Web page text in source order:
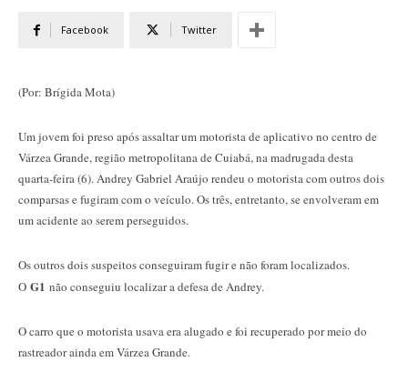
Facebook Twitter
(Por: Brígida Mota)
Um jovem foi preso após assaltar um motorista de aplicativo no centro de
Várzea Grande, região metropolitana de Cuiabá, na madrugada desta
quarta-feira (6). Andrey Gabriel Araújo rendeu o motorista com outros dois
comparsas e fugiram com o veículo. Os três, entretanto, se envolveram em
um acidente ao serem perseguidos.
Os outros dois suspeitos conseguiram fugir e não foram localizados.
O G1 não conseguiu localizar a defesa de Andrey.
O carro que o motorista usava era alugado e foi recuperado por meio do
rastreador ainda em Várzea Grande.